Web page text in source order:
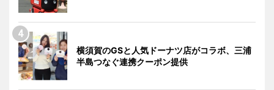
横須賀のGSと人気ドーナツ店がコラボ、三浦
半島つなぐ連携クーポン提供